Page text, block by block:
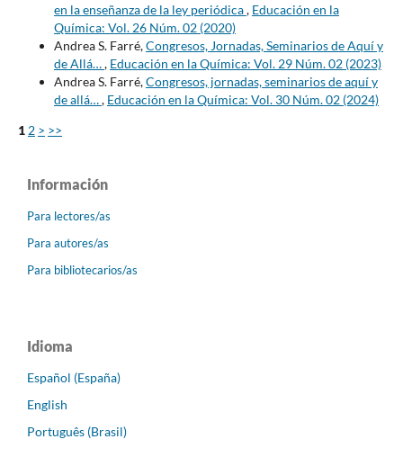
en la enseñanza de la ley periódica, Educación en la
Química: Vol. 26 Núm. 02 (2020)
Andrea S. Farré,Congresos, Jornadas, Seminarios de Aquí y
de Allá…, Educación en la Química: Vol. 29 Núm. 02 (2023)
Andrea S. Farré,Congresos, jornadas, seminarios de aquí y
de allá…, Educación en la Química: Vol. 30 Núm. 02 (2024)
1 2 > >>
Información
Para lectores/as
Para autores/as
Para bibliotecarios/as
Idioma
Español (España)
English
Português (Brasil)